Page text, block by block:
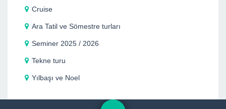
Cruise
Ara Tatil ve Sömestre turları
Seminer 2025 / 2026
Tekne turu
Yılbaşı ve Noel